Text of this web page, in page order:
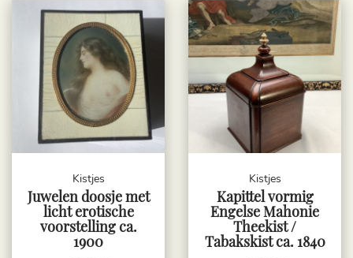
Kistjes
Juwelen doosje met
licht erotische
voorstelling ca.
1900
Kistjes
Kapittel vormig
Engelse Mahonie
Theekist /
Tabakskist ca. 1840